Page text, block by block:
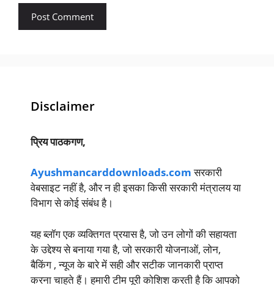
Disclaimer
प्रिय पाठकगण,
Ayushmancarddownloads.comसरकारी
वेबसाइट नहीं है, और न ही इसका किसी सरकारी मंत्रालय या
विभाग से कोई संबंध है।
यह ब्लॉग एक व्यक्तिगत प्रयास है, जो उन लोगों की सहायता
के उद्देश्य से बनाया गया है, जो सरकारी योजनाओं, लोन,
बैकिंग , न्यूज के बारे में सही और सटीक जानकारी प्राप्त
करना चाहते हैं। हमारी टीम पूरी कोशिश करती है कि आपको